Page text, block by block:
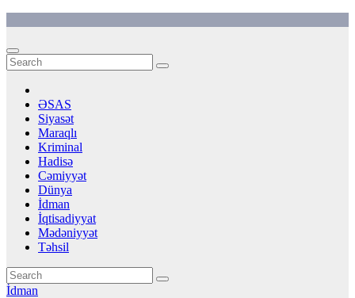
content
ƏSAS
Siyasət
Maraqlı
Kriminal
Hadisə
Cəmiyyət
Dünya
İdman
İqtisadiyyat
Mədəniyyət
Təhsil
İdman